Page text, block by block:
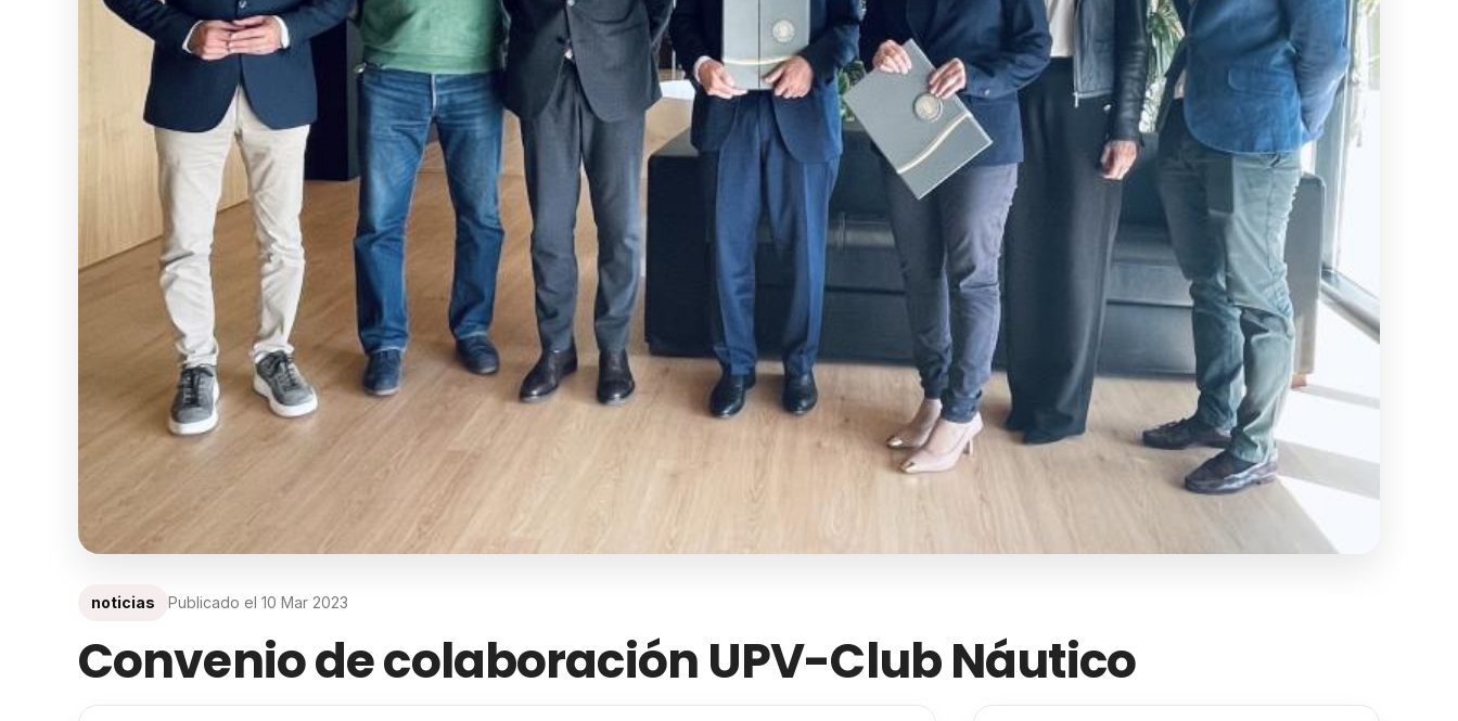
noticias Publicado el 10 Mar 2023
Convenio de colaboración UPV-Club Náutico